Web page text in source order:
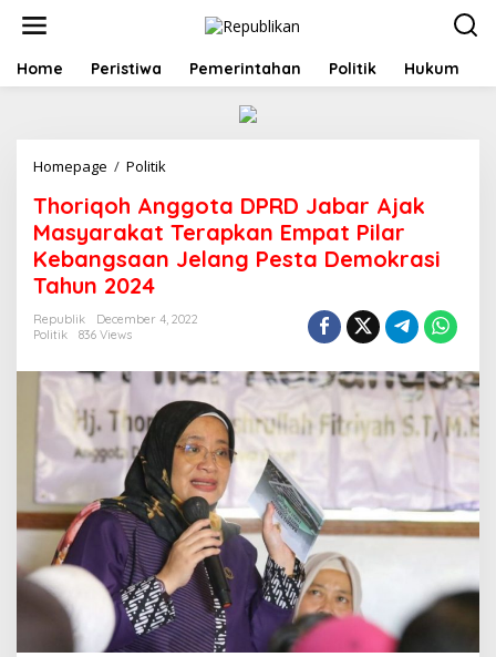
t
Home Peristiwa Pemerintahan Politik Hukum
Homepage / Politik
o
r
q
A
g
o
a
D
P
R
D
J
a
b
a
r
A
Thoriqoh Anggota DPRD Jabar Ajak
Masyarakat Terapkan Empat Pilar
Kebangsaan Jelang Pesta Demokrasi
Tahun 2024
Republik
December 4, 2022
Politik
836 Views